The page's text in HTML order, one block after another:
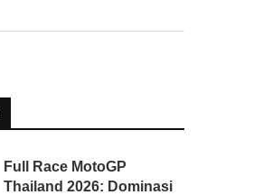
Full Race MotoGP
Thailand 2026: Dominasi